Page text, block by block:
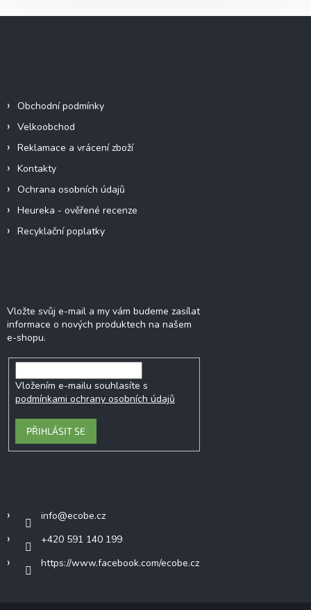
Obchodní podmínky
Velkoobchod
Reklamace a vrácení zboží
Kontakty
Ochrana osobních údajů
Heureka - ověřené recenze
Recyklační poplatky
Vložte svůj e-mail a my vám budeme zasílat
informace o nových produktech na našem
e-shopu.
Vložením e-mailu souhlasíte s
podmínkami ochrany osobních údajů
PŘIHLÁSIT SE
info@ecobe.cz
+420 591 140 199
https://www.facebook.com/ecobe.cz